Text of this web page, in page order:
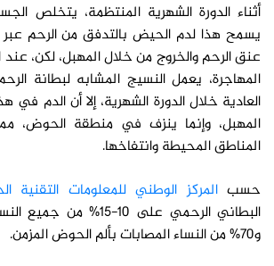
أثناء الدورة الشهرية المنتظمة، يتخلص
يسمح هذا لدم الحيض بالتدفق من الرحم عبر
عنق الرحم والخروج من خلال المهبل، لكن، عند
المهاجرة، يعمل النسيج المشابه لبطانة
العادية خلال الدورة الشهرية، إلا أن الدم في
المهبل، وإنما ينزف في منطقة الحوض،
المناطق المحيطة وانتفاخها.
حسبالمركز الوطني للمعلومات التقنية
البطاني الرحمي على 10-
و70% من النساء المصابات بألم الحوض المزمن.